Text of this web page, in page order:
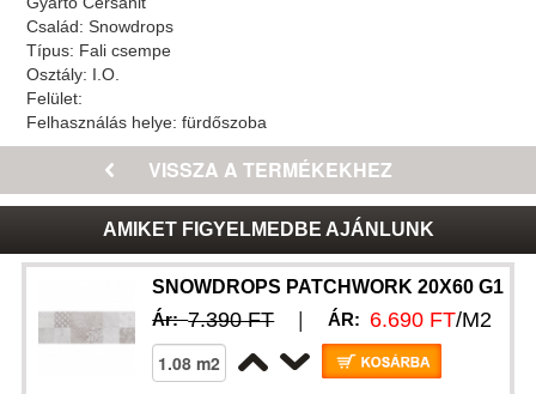
Család:Snowdrops
Típus: Fali csempe
Osztály: I.O.
Felület:
Felhasználás helye:fürdőszoba
AMIKET FIGYELMEDBE AJÁNLUNK
SNOWDROPS PATCHWORK 20X60 G1
Ár:7.390 FT|ÁR: 6.690 FT/M2